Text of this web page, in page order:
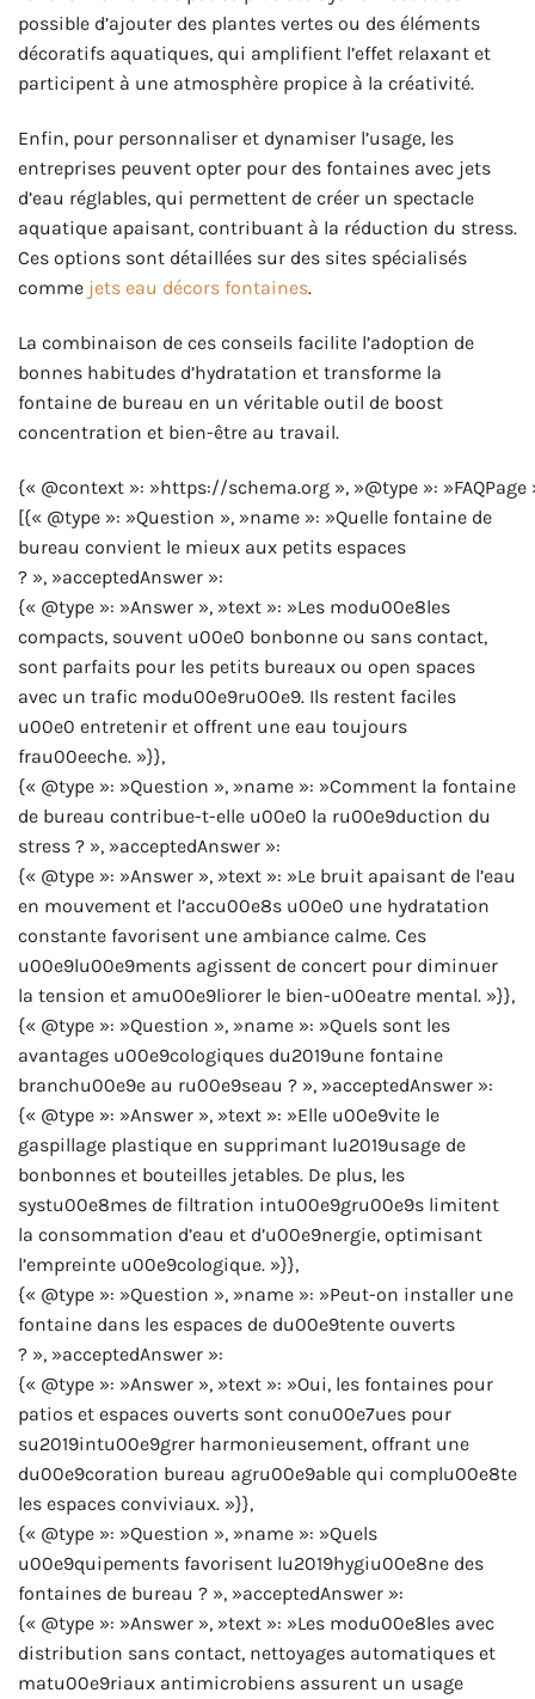
possible d’ajouter des plantes vertes ou des éléments
décoratifs aquatiques, qui amplifient l’effet relaxant et
participent à une atmosphère propice à la créativité.
Enfin, pour personnaliser et dynamiser l’usage, les
entreprises peuvent opter pour des fontaines avec jets
d’eau réglables, qui permettent de créer un spectacle
aquatique apaisant, contribuant à la réduction du stress.
Ces options sont détaillées sur des sites spécialisés
comme jets eau décors fontaines.
La combinaison de ces conseils facilite l’adoption de
bonnes habitudes d’hydratation et transforme la
fontaine de bureau en un véritable outil de boost
concentration et bien-être au travail.
{« @context »: »https://schema.org », »@type »:
[{« @type »: »Question », »name »: »Quelle fontaine de
bureau convient le mieux aux petits espaces
? », »acceptedAnswer »:
{« @type »: »Answer », »text »: »Les modu00e8les
compacts, souvent u00e0 bonbonne ou sans contact,
sont parfaits pour les petits bureaux ou open spaces
avec un trafic modu00e9ru00e9. Ils restent faciles
u00e0 entretenir et offrent une eau toujours
frau00eeche. »}},
{« @type »: »Question », »name »: »Comment la fontaine
de bureau contribue-t-elle u00e0 la ru00e9duction du
stress ? », »acceptedAnswer »:
{« @type »: »Answer », »text »: »Le bruit apaisant de l’eau
en mouvement et l’accu00e8s u00e0 une hydratation
constante favorisent une ambiance calme. Ces
u00e9lu00e9ments agissent de concert pour diminuer
la tension et amu00e9liorer le bien-u00eatre mental. »}},
{« @type »: »Question », »name »: »Quels sont les
avantages u00e9cologiques du2019une fontaine
branchu00e9e au ru00e9seau ? », »acceptedAnswer »:
{« @type »: »Answer », »text »: »Elle u00e9vite le
gaspillage plastique en supprimant lu2019usage de
bonbonnes et bouteilles jetables. De plus, les
systu00e8mes de filtration intu00e9gru00e9s limitent
la consommation d’eau et d’u00e9nergie, optimisant
l’empreinte u00e9cologique. »}},
{« @type »: »Question », »name »: »Peut-on installer une
fontaine dans les espaces de du00e9tente ouverts
? », »acceptedAnswer »:
{« @type »: »Answer », »text »: »Oui, les fontaines pour
patios et espaces ouverts sont conu00e7ues pour
su2019intu00e9grer harmonieusement, offrant une
du00e9coration bureau agru00e9able qui complu00e8te
les espaces conviviaux. »}},
{« @type »: »Question », »name »: »Quels
u00e9quipements favorisent lu2019hygiu00e8ne des
fontaines de bureau ? », »acceptedAnswer »:
{« @type »: »Answer », »text »: »Les modu00e8les avec
distribution sans contact, nettoyages automatiques et
matu00e9riaux antimicrobiens assurent un usage